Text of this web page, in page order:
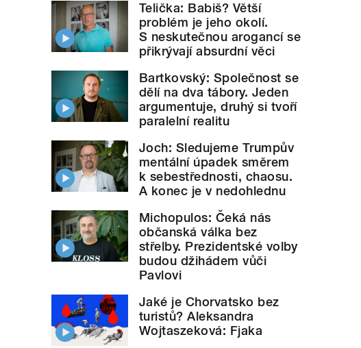
Telička: Babiš? Větší
problém je jeho okolí.
S neskutečnou arogancí se
přikrývají absurdní věci
Bartkovský: Společnost se
dělí na dva tábory. Jeden
argumentuje, druhý si tvoří
paralelní realitu
Joch: Sledujeme Trumpův
mentální úpadek směrem
k sebestřednosti, chaosu.
A konec je v nedohlednu
Michopulos: Čeká nás
občanská válka bez
střelby. Prezidentské volby
budou džihádem vůči
Pavlovi
Jaké je Chorvatsko bez
turistů? Aleksandra
Wojtaszeková: Fjaka